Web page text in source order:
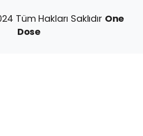
Tüm Hakları Saklıdır One
Dose